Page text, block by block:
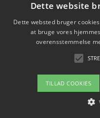
Copyright
Om / kontakt
Dette website
Dette websted bruger
at bruge vores
overensstemmelse
TILLAD COOKIES